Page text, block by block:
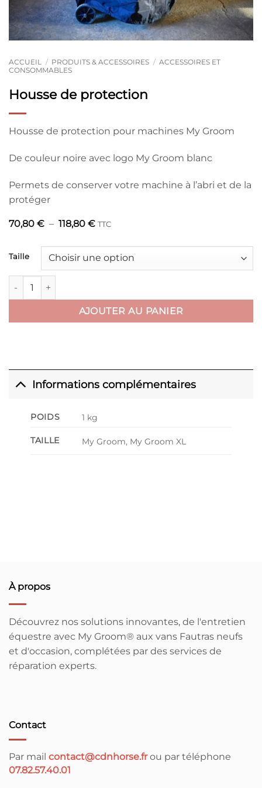
ACCUEIL / PRODUITS & ACCESSOIRES / ACCESSOIRES ET
CONSOMMABLES
Housse de protection
Housse de protection pour machines My Groom
De couleur noire avec logo My Groom blanc
Permets de conserver votre machine à l’abri et de la
protéger
70,80 € – 118,80 €Plage
à
118,80 €
TTC
Taille
quantité de Housse de protection
AJOUTER AU PANIER
Informations complémentaires
POIDS 1 kg
TAILLE My Groom, My Groom XL
À propos
Découvrez nos solutions innovantes, de l'entretien
équestre avec My Groom® aux vans Fautras neufs
et d'occasion, complétées par des services de
réparation experts.
Contact
Par mail contact@cdnhorse.frou par téléphone
07.82.57.40.01